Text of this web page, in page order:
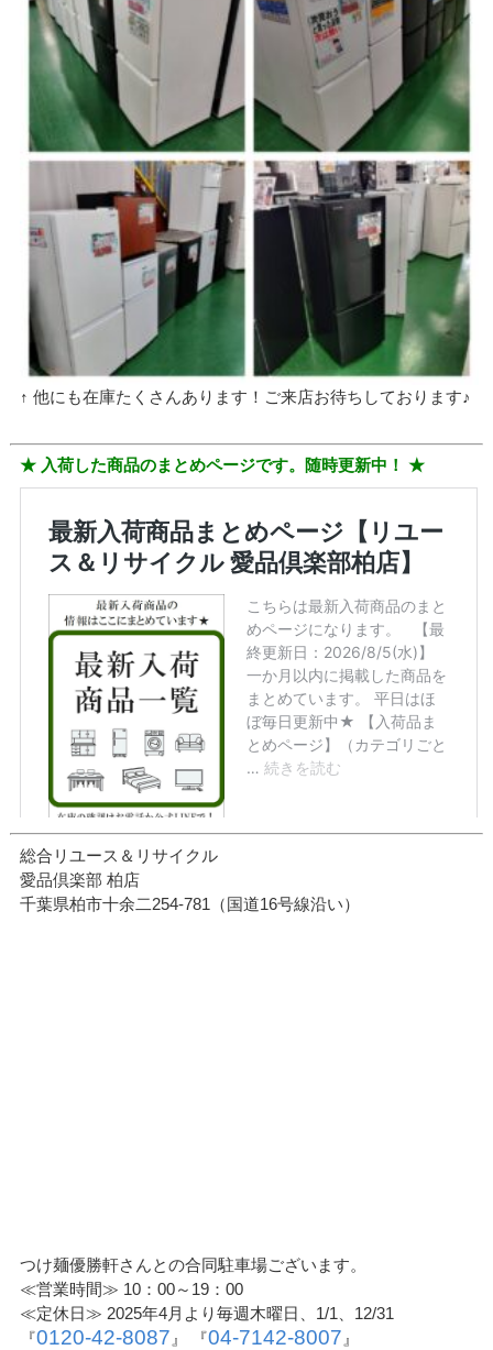
↑ 他にも在庫たくさんあります！ご来店お待ちしております♪
★ 入荷した商品のまとめページです。随時更新中！ ★
総合リユース＆リサイクル
愛品倶楽部 柏店
千葉県柏市十余二254-781（国道16号線沿い）
つけ麺優勝軒さんとの合同駐車場ございます。
≪営業時間≫ 10：00～19：00
≪定休日≫ 2025年4月より毎週木曜日、1/1、12/31
『0120-42-8087 』 『04-7142-8007 』